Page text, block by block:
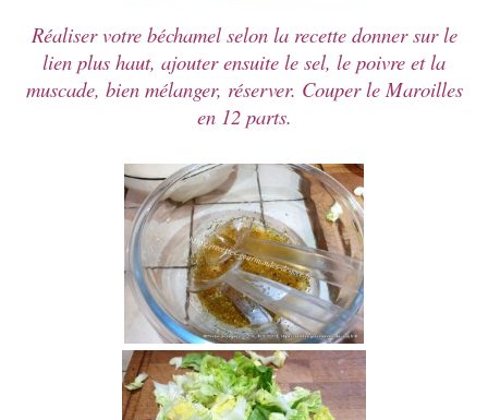
Réaliser votre béchamel selon la recette donner sur le
lien plus haut, ajouter ensuite le sel, le poivre et la
muscade, bien mélanger, réserver. Couper le Maroilles
en 12 parts.